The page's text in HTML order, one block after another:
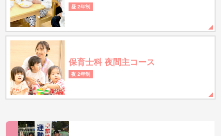
昼 2年制
保育士科 夜間主コース
夜 2年制